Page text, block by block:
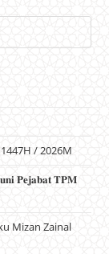
/ 2026M
𝐏𝐞𝐣𝐚𝐛𝐚𝐭 𝐓𝐏𝐌
Mizan Zainal